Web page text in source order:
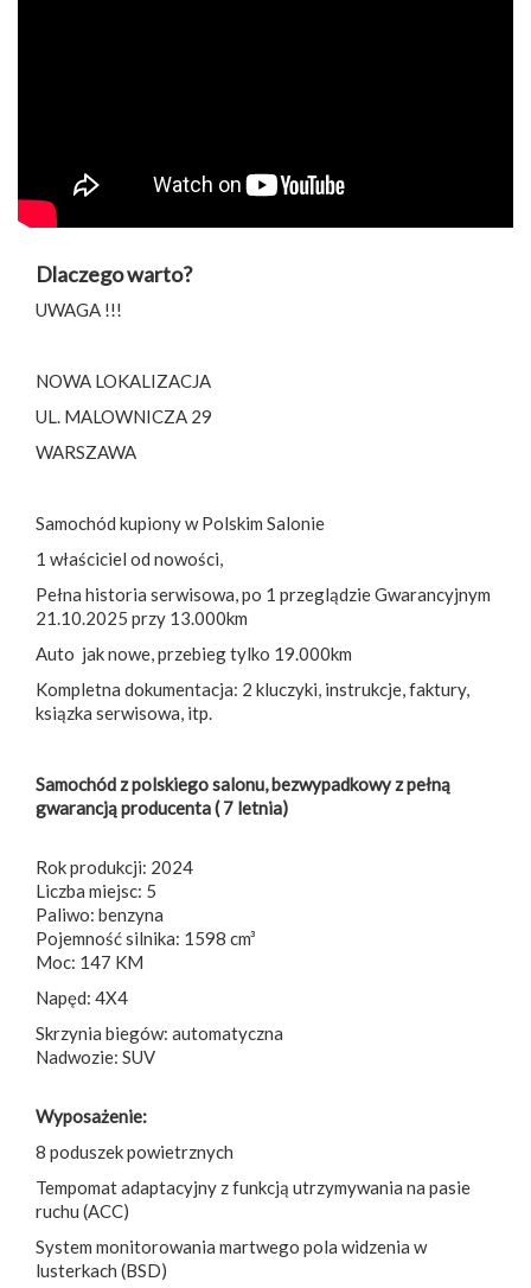
Dlaczego warto?
UWAGA !!!
NOWA LOKALIZACJA
UL. MALOWNICZA 29
WARSZAWA
Samochód kupiony w Polskim Salonie
1 właściciel od nowości,
Pełna historia serwisowa, po 1 przeglądzie Gwarancyjnym
21.10.2025 przy 13.000km
Auto jak nowe, przebieg tylko 19.000km
Kompletna dokumentacja: 2 kluczyki, instrukcje, faktury,
ksiązka serwisowa, itp.
Samochód z polskiego salonu, bezwypadkowy z pełną
gwarancją producenta ( 7 letnia)
Rok produkcji: 2024
Liczba miejsc: 5
Paliwo: benzyna
Pojemność silnika: 1598 cm³
Moc: 147 KM
Napęd: 4X4
Skrzynia biegów: automatyczna
Nadwozie: SUV
Wyposażenie:
8 poduszek powietrznych
Tempomat adaptacyjny z funkcją utrzymywania na pasie
ruchu (ACC)
System monitorowania martwego pola widzenia w
lusterkach (BSD)